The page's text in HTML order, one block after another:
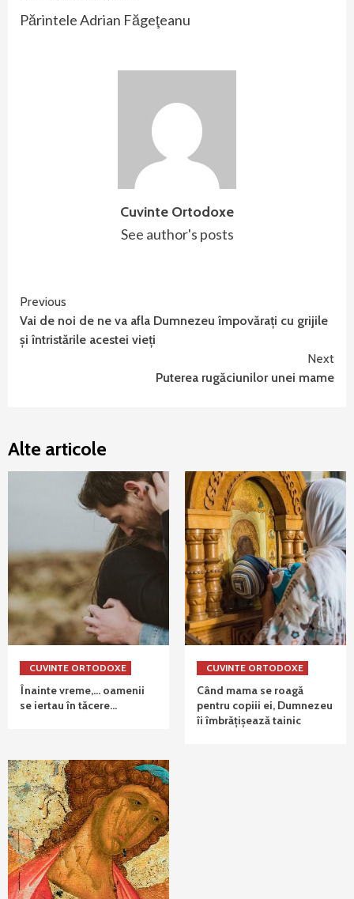
Părintele Adrian Făgeţeanu
Cuvinte Ortodoxe
See author's posts
Continue
Reading
Previous
Vai de noi de ne va afla Dumnezeu împovărați cu grijile
și întristările acestei vieți
Next
Puterea rugăciunilor unei mame
Alte articole
CUVINTE ORTODOXE
Înainte vreme,… oamenii
se iertau în tăcere…
CUVINTE ORTODOXE
Când mama se roagă
pentru copiii ei, Dumnezeu
îi îmbrățișează tainic